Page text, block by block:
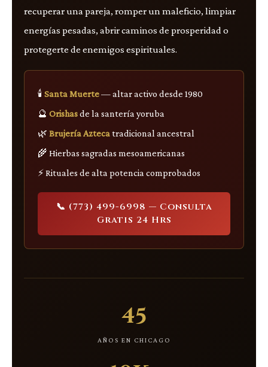
recuperar una pareja, romper un maleficio, limpiar
energías pesadas, abrir caminos de prosperidad o
protegerte de enemigos espirituales.
🕯️ Santa Muerte— altar activo desde 1980
🔮 Orishasde la santería yoruba
🌿 Brujería Aztecatradicional ancestral
🌾 Hierbas sagradas mesoamericanas
⚡ Rituales de alta potencia comprobados
📞 (773) 499-6998 — Consulta
Gratis 24 Hrs
45
AÑOS EN CHICAGO